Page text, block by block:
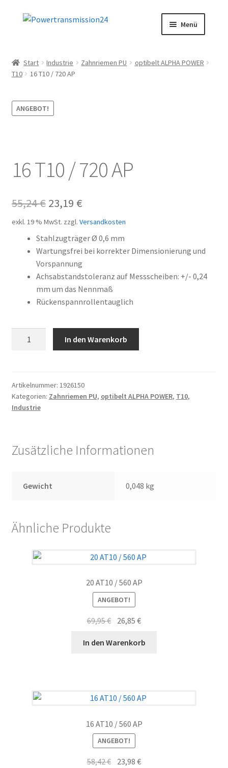
Zur
Zum
Menü
AGB
Blog
Kontakt
Kundeninformationen
Mein Konto
Shop
Warenkorb
Zahlungsarten
Start Industrie Zahnriemen PU
optibelt ALPHA POWER
T10
16 T10 / 720 AP
ANGEBOT!
16 T10 / 720 AP
55,24€ Ursprünglicher
Preis
war:
55,24 €
23,19 €Aktueller
Preis
ist:
23,19 €.
exkl. 19 % MwSt. zzgl. Versandkosten
Stahlzugträger Ø 0,6 mm
Wartungsfrei bei korrekter Dimensionierung und
Vorspannung
Achsabstandstoleranz auf Messscheiben: +/- 0,24
mm um das Nennmaß
Rückenspannrollentauglich
AP
Menge
In den Warenkorb
Artikelnummer: 1926150
Kategorien: Zahnriemen PU, optibelt ALPHA POWER, T10,
Industrie
Zusätzliche Informationen
Gewicht 0,048 kg
Ähnliche Produkte
20 AT10 / 560 AP
ANGEBOT!
69,95€ Ursprünglicher
war:
26,85€Aktueller
ist:
In den Warenkorb
16 AT10 / 560 AP
ANGEBOT!
58,42€ Ursprünglicher
23,98€Aktueller